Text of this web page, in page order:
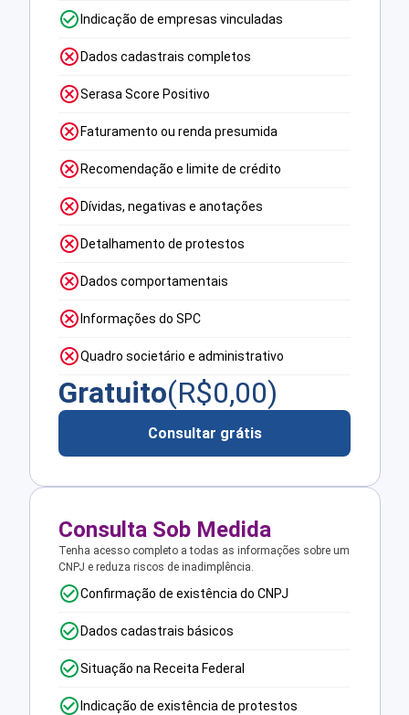
Indicação de empresas vinculadas
Dados cadastrais completos
Serasa Score Positivo
Faturamento ou renda presumida
Recomendação e limite de crédito
Dívidas, negativas e anotações
Detalhamento de protestos
Dados comportamentais
Informações do SPC
Quadro societário e administrativo
Gratuito(R$0,00)
Consultar grátis
Consulta Sob Medida
Tenha acesso completo a todas as informações sobre um
CNPJ e reduza riscos de inadimplência.
Confirmação de existência do CNPJ
Dados cadastrais básicos
Situação na Receita Federal
Indicação de existência de protestos